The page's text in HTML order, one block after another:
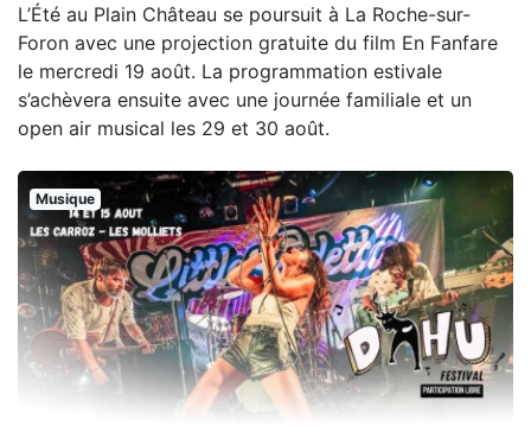
L’Été au Plain Château se poursuit à La Roche-sur-
Foron avec une projection gratuite du film En Fanfare
le mercredi 19 août. La programmation estivale
s’achèvera ensuite avec une journée familiale et un
open air musical les 29 et 30 août.
Musique